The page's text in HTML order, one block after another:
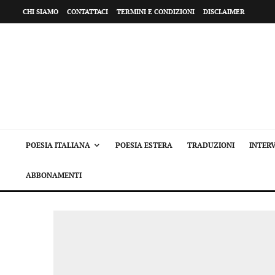
CHI SIAMO CONTATTACI TERMINI E CONDIZIONI DISCLAIMER
POESIA ITALIANA POESIA ESTERA TRADUZIONI
ABBONAMENTI